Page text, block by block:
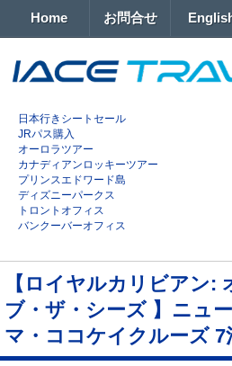
Home お問合せ
日本行きシートセール
JRパス購入
オーロラツアー
カナディアンロッキーツアー
プリンスエドワード島
ディズニーパークス
トロントオフィス
バンクーバーオフィス
【ロイヤルカリビアン:
ブ・ザ・シーズ 】ニュ
マ・ココケイクルーズ 7